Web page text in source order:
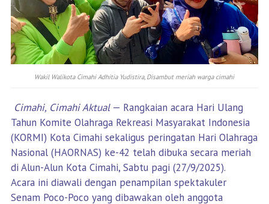
Wakil Walikota Cimahi Adhitia Yudistira, Disambut meriah warga cimahi
Cimahi, Cimahi Aktual— Rangkaian acara Hari Ulang
Tahun Komite Olahraga Rekreasi Masyarakat Indonesia
(KORMI) Kota Cimahi sekaligus peringatan Hari Olahraga
Nasional (HAORNAS) ke-42 telah dibuka secara meriah
di Alun-Alun Kota Cimahi, Sabtu pagi (27/9/2025).
Acara ini diawali dengan penampilan spektakuler
Senam Poco-Poco yang dibawakan oleh anggota